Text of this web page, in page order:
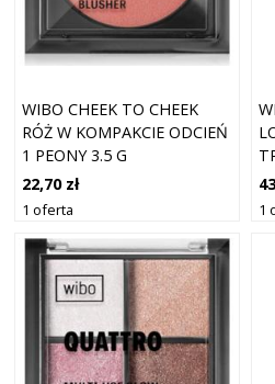
WIBO CHEEK TO CHEEK
RÓŻ W KOMPAKCIE ODCIEŃ
1 PEONY 3.5 G
22,70 zł
1 oferta 1